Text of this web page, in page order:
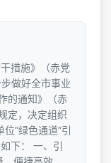
措施》（赤党
做好全市事业
的通知》（赤
定，决定组织
“绿色通道”引
下： 一、引